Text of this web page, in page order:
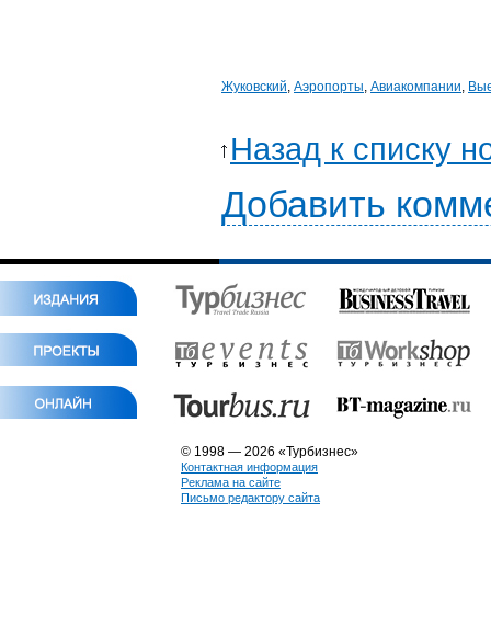
Жуковский, Аэропорты, Авиакомпании,
Назад к списку
Добавить
© 1998 — 2026 «Турбизнес»
Контактная информация
Реклама на сайте
Письмо редактору сайта